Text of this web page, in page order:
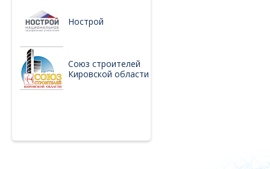
Нострой
Союз строителей
Кировской области